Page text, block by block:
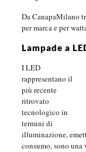
Da CanapaMilano
per marca e per
Lampade a
I LED
rappresentano il
più recente
ritrovato
tecnologico in
termini di
illuminazione,
consumo, sono